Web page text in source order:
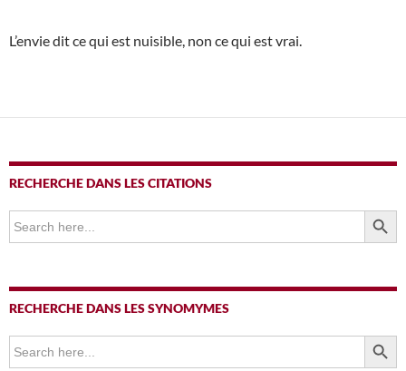
L’envie dit ce qui est nuisible, non ce qui est vrai.
RECHERCHE DANS LES CITATIONS
Search
for:
SEARCH
RECHERCHE DANS LES SYNOMYMES
Search
for:
SEARCH